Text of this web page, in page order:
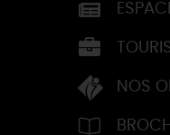
NOS